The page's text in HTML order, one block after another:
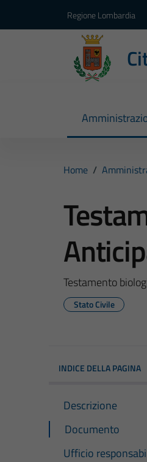
Regione Lombardia
Home /
Testamento
Stato Civile
INDICE DELLA PAGINA
Descrizione
Documento
Ufficio